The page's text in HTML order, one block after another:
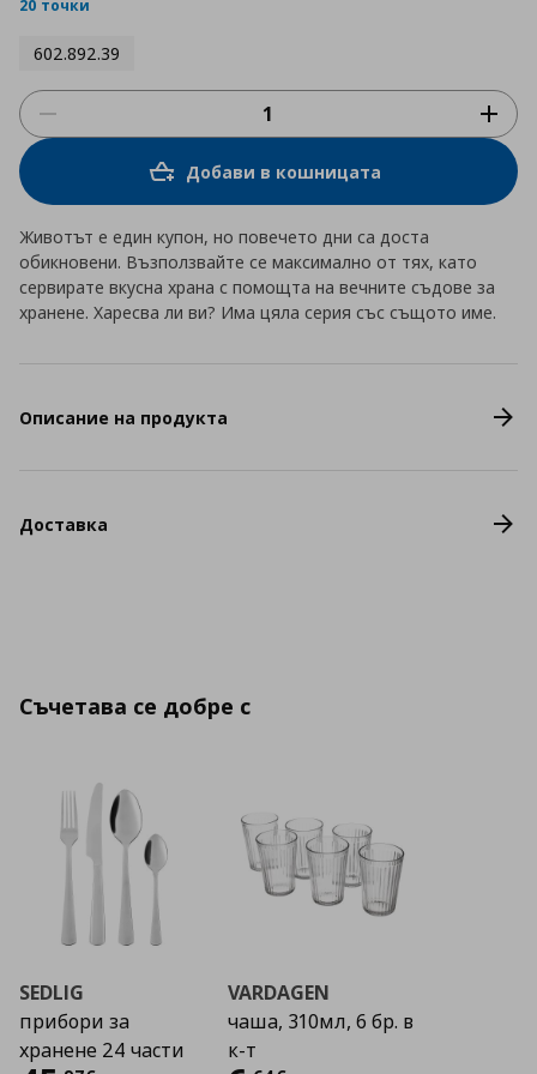
20 точки
602.892.39
Добави в кошницата
Животът е един купон, но повечето дни са доста
обикновени. Възползвайте се максимално от тях, като
сервирате вкусна храна с помощта на вечните съдове за
хранене. Харесва ли ви? Има цяла серия със същото име.
Описание на продукта
Доставка
Съчетава се добре с
SEDLIG
прибори за
хранене 24 части
VARDAGEN
чаша, 310мл, 6 бр. в
к-т